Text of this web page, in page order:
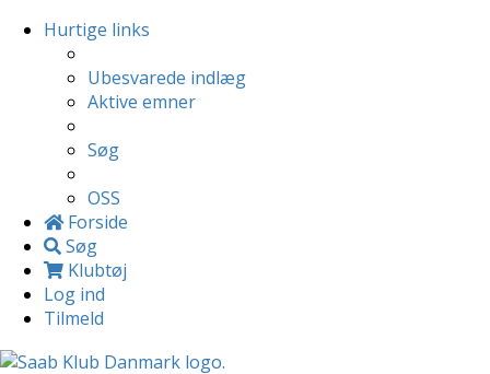
Hurtige links
Ubesvarede indlæg
Aktive emner
Søg
OSS
Forside
Søg
Klubtøj
Log ind
Tilmeld